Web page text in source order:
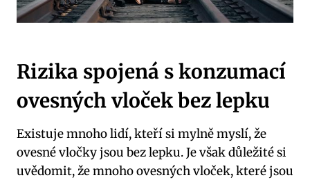
Rizika spojená s konzumací
ovesných vloček bez lepku
Existuje mnoho lidí, kteří si mylně myslí, že
ovesné vločky jsou bez lepku. Je však důležité si
uvědomit, že mnoho ovesných vloček, které jsou